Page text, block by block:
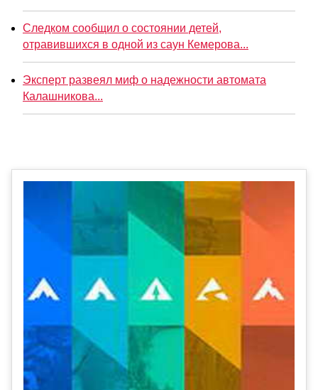
Следком сообщил о состоянии детей,
отравившихся в одной из саун Кемерова...
Эксперт развеял миф о надежности автомата
Калашникова...